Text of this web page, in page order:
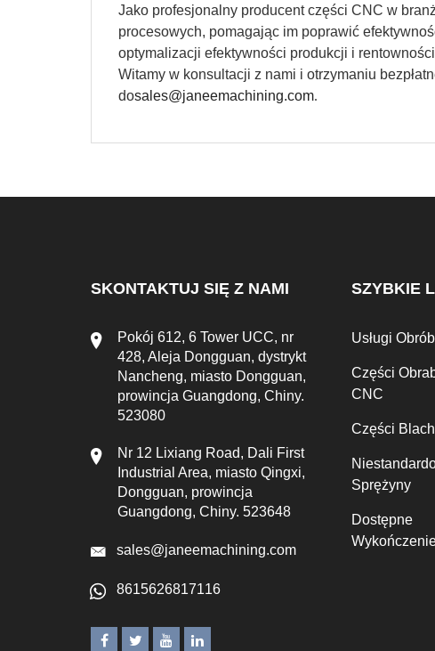
Jako profesjonalny producent części CNC w
procesowych, pomagając im poprawić
optymalizacji efektywności produkcji i
Witamy w konsultacji z nami i otrzymaniu
dosales@janeemachining.com.
SKONTAKTUJ SIĘ Z NAMI
Pokój 612, 6 Tower UCC, nr
428, Aleja Dongguan, dystrykt
Nancheng, miasto Dongguan,
prowincja Guangdong, Chiny.
523080
Nr 12 Lixiang Road, Dali First
Industrial Area, miasto Qingxi,
Dongguan, prowincja
Guangdong, Chiny. 523648
sales@janeemachining.com
8615626817116
SZYBKIE
Usługi
Części
CNC
Części
Sprężyny
Dostępne